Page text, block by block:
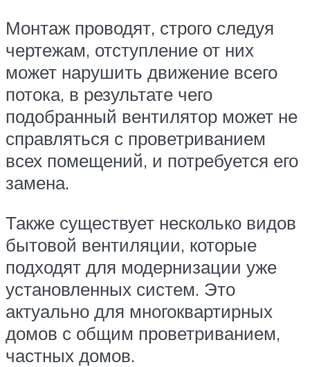
Монтаж проводят, строго следуя
чертежам, отступление от них
может нарушить движение всего
потока, в результате чего
подобранный вентилятор может не
справляться с проветриванием
всех помещений, и потребуется его
замена.
Также существует несколько видов
бытовой вентиляции, которые
подходят для модернизации уже
установленных систем. Это
актуально для многоквартирных
домов с общим проветриванием,
частных домов.